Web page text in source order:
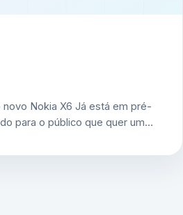
Nokia X6 Já está em pré-
para o público que quer um…